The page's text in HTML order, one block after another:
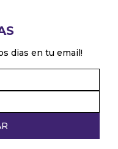
dias en tu email!